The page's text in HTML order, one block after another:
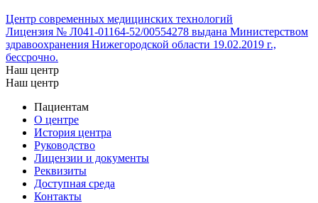
Центр современных медицинских технологий
Лицензия № Л041-01164-52/00554278 выдана Министерством
здравоохранения Нижегородской области 19.02.2019 г.,
бессрочно.
Наш центр
Наш центр
Пациентам
О центре
История центра
Руководство
Лицензии и документы
Реквизиты
Доступная среда
Контакты